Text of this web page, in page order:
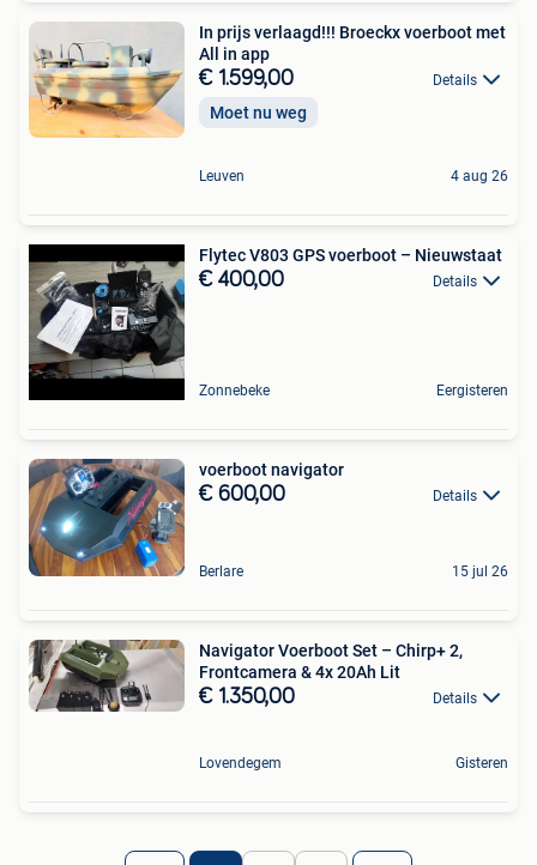
In prijs verlaagd!!! Broeckx voerboot met
All in app
€ 1.599,00 Details
Moet nu weg
Leuven 4 aug 26
Flytec V803 GPS voerboot – Nieuwstaat
€ 400,00 Details
Zonnebeke Eergisteren
voerboot navigator
€ 600,00 Details
Berlare 15 jul 26
Navigator Voerboot Set – Chirp+ 2,
Frontcamera & 4x 20Ah Lit
€ 1.350,00 Details
Lovendegem Gisteren